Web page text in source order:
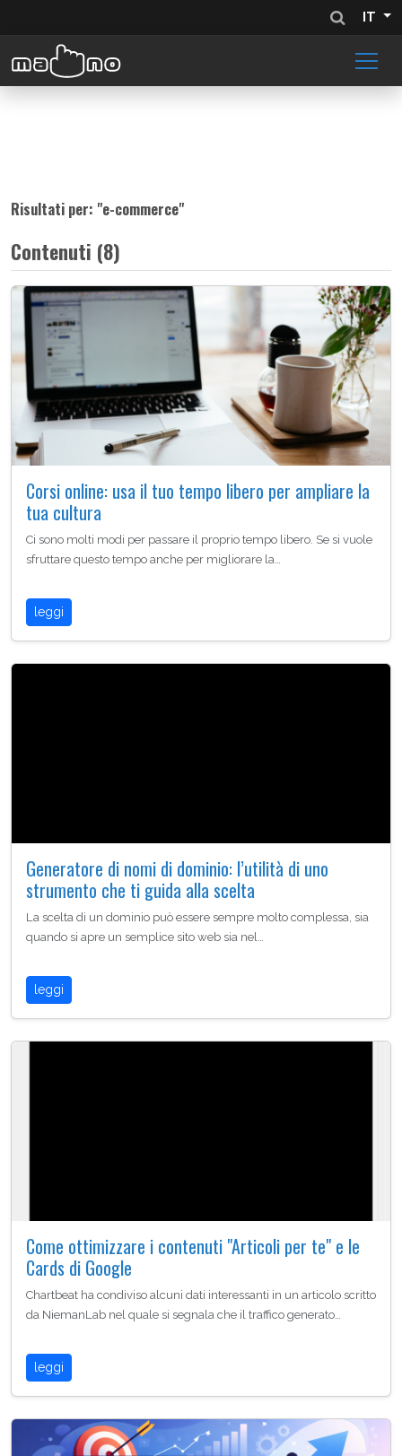
IT
Risultati per: "e-commerce"
Contenuti (8)
Corsi online: usa il tuo tempo libero per ampliare la
tua cultura
Ci sono molti modi per passare il proprio tempo libero. Se si vuole
sfruttare questo tempo anche per migliorare la…
leggi
Generatore di nomi di dominio: l’utilità di uno
strumento che ti guida alla scelta
La scelta di un dominio può essere sempre molto complessa, sia
quando si apre un semplice sito web sia nel…
leggi
Come ottimizzare i contenuti "Articoli per te" e le
Cards di Google
Chartbeat ha condiviso alcuni dati interessanti in un articolo scritto
da NiemanLab nel quale si segnala che il traffico generato…
leggi